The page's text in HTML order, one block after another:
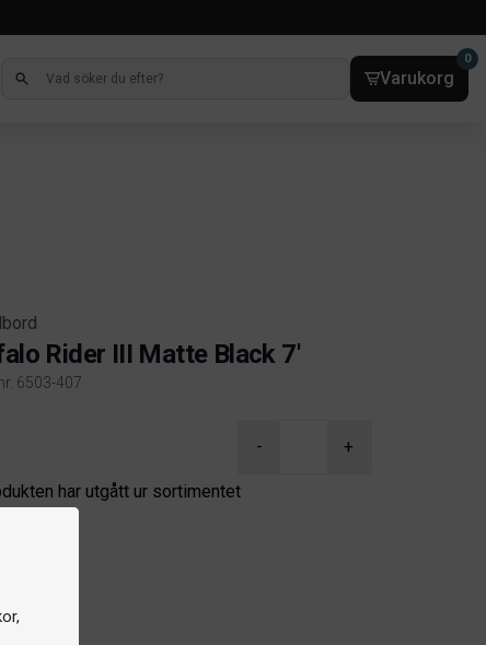
Varukorg
0
Rider III Matte Black 7'
6503-407
- +
har utgått ur sortimentet